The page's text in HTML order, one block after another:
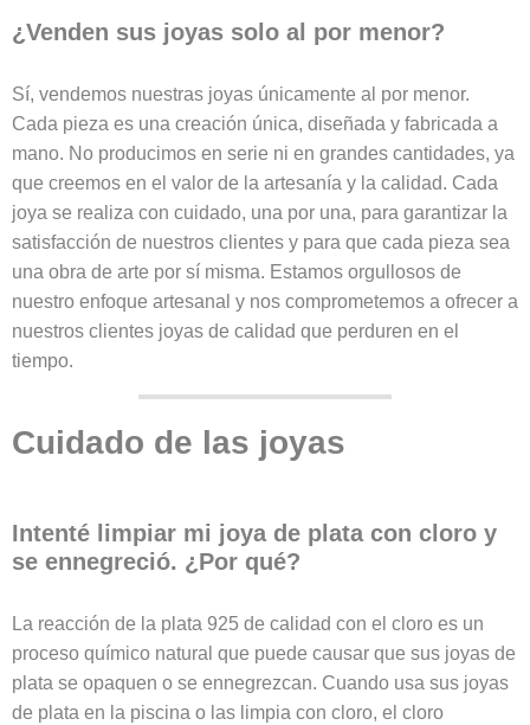
¿Venden sus joyas solo al por menor?
Sí, vendemos nuestras joyas únicamente al por menor.
Cada pieza es una creación única, diseñada y fabricada a
mano. No producimos en serie ni en grandes cantidades, ya
que creemos en el valor de la artesanía y la calidad. Cada
joya se realiza con cuidado, una por una, para garantizar la
satisfacción de nuestros clientes y para que cada pieza sea
una obra de arte por sí misma. Estamos orgullosos de
nuestro enfoque artesanal y nos comprometemos a ofrecer a
nuestros clientes joyas de calidad que perduren en el
tiempo.
Cuidado de las joyas
Intenté limpiar mi joya de plata con cloro y
se ennegreció. ¿Por qué?
La reacción de la plata 925 de calidad con el cloro es un
proceso químico natural que puede causar que sus joyas de
plata se opaquen o se ennegrezcan. Cuando usa sus joyas
de plata en la piscina o las limpia con cloro, el cloro